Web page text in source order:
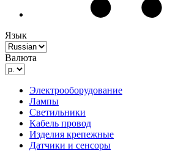
Язык
Валюта
Электрооборудование
Лампы
Светильники
Кабель провод
Изделия крепежные
Датчики и сенсоры